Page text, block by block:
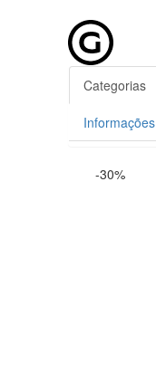
Categorias
Informações
-30%